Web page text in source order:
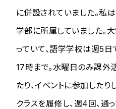
に併設されていました。私
学部に所属していました。
っていて、語学学校は週5
17時まで。水曜日のみ課外
たり、イベントに参加した
クラスを履修し、週4回、通